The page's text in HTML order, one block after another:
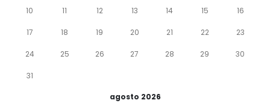
agosto 2026
10 11 12 13 14 15 16
17 18 19 20 21 22 23
24 25 26 27 28 29 30
31